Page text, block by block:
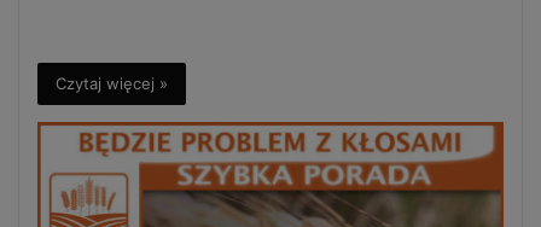
Czytaj więcej »